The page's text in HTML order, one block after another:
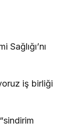
iş birliği